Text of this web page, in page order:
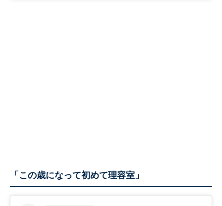
「この歳になって初めて理容室」